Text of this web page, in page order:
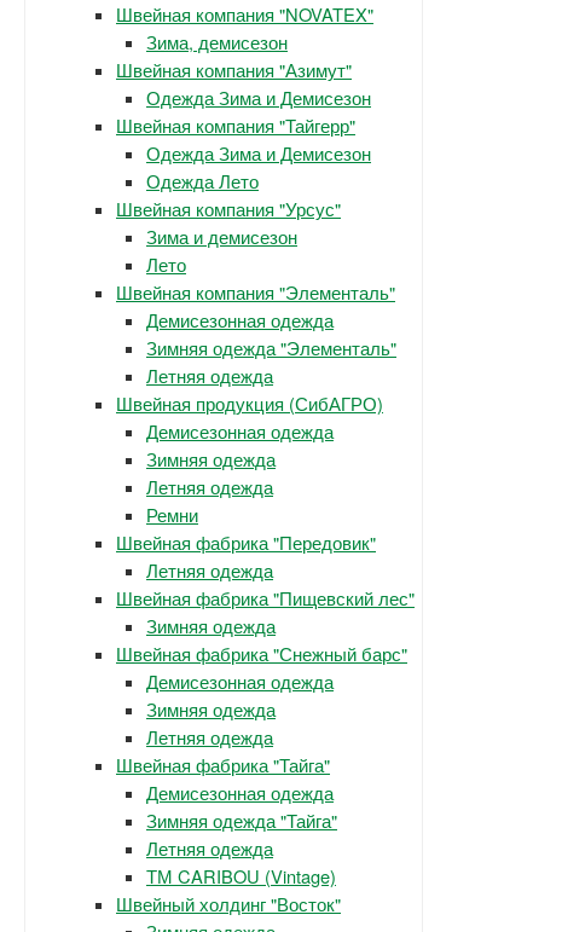
Швейная компания "NOVATEX"
Зима, демисезон
Швейная компания "Азимут"
Одежда Зима и Демисезон
Швейная компания "Тайгерр"
Одежда Зима и Демисезон
Одежда Лето
Швейная компания "Урсус"
Зима и демисезон
Лето
Швейная компания "Элементаль"
Демисезонная одежда
Зимняя одежда "Элементаль"
Летняя одежда
Швейная продукция (СибАГРО)
Демисезонная одежда
Зимняя одежда
Летняя одежда
Ремни
Швейная фабрика "Передовик"
Летняя одежда
Швейная фабрика "Пищевский лес"
Зимняя одежда
Швейная фабрика "Снежный барс"
Демисезонная одежда
Зимняя одежда
Летняя одежда
Швейная фабрика "Тайга"
Демисезонная одежда
Зимняя одежда "Тайга"
Летняя одежда
ТМ CARIBOU (Vintage)
Швейный холдинг "Восток"